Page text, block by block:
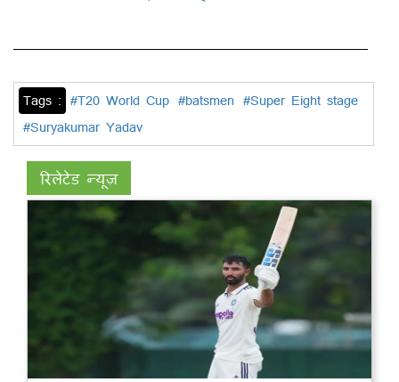
Tags : #T20 World Cup #batsmen #Super Eight stage
#Suryakumar Yadav
रिलेटेड न्यूज़